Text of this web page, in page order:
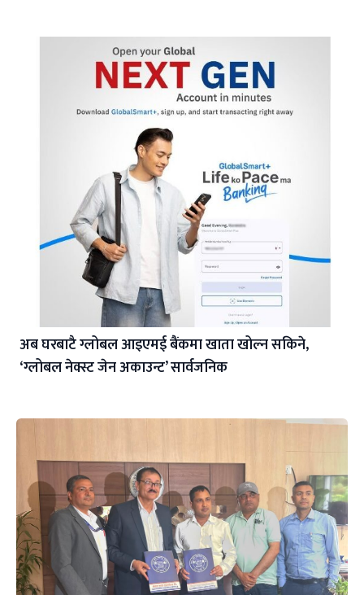
अब घरबाटै ग्लोबल आइएमई बैंकमा खाता खोल्न सकिने,
‘ग्लोबल नेक्स्ट जेन अकाउन्ट’ सार्वजनिक